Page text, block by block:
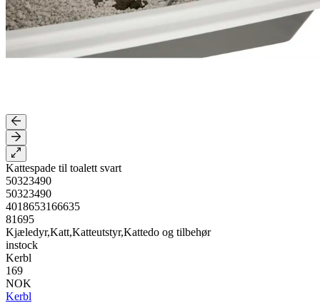
Kattespade til toalett svart
50323490
50323490
4018653166635
81695
Kjæledyr,Katt,Katteutstyr,Kattedo og tilbehør
instock
Kerbl
169
NOK
Kerbl